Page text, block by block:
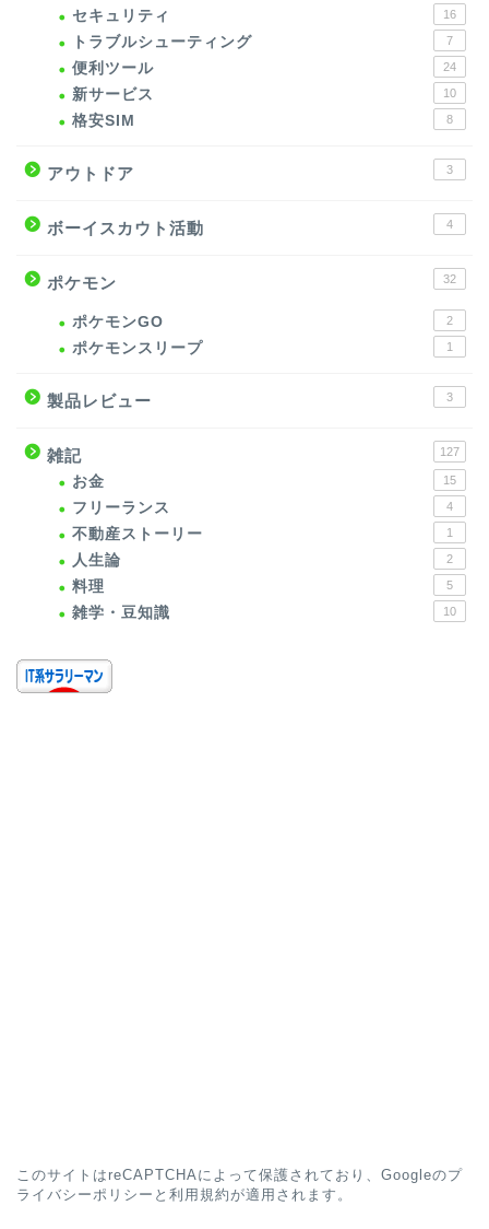
セキュリティ 16
トラブルシューティング 7
便利ツール 24
新サービス 10
格安SIM 8
アウトドア 3
ボーイスカウト活動 4
ポケモン 32
ポケモンGO 2
ポケモンスリープ 1
製品レビュー 3
雑記 127
お金 15
フリーランス 4
不動産ストーリー 1
人生論 2
料理 5
雑学・豆知識 10
このサイトはreCAPTCHAによって保護されており、Googleのプ
ライバシーポリシー と 利用規約 が適用されます。